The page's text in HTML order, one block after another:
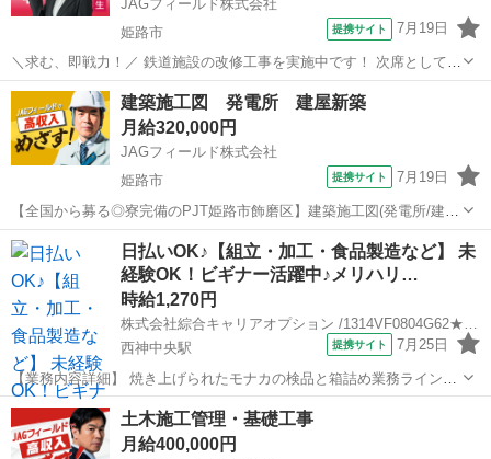
JAGフィールド株式会社
姫路市
提携サイト 7月19日
＼求む、即戦力！／ 鉄道施設の改修工事を実施中です！ 次席として手
腕を発揮頂ける現場監督を募集。 ［担当業務］設備施工管理 ・工程
管理/品質管理/安全管理 ・写真管理 ・書類作成 ・施工図修正
(Tfas) ...
兵庫 姫路市 その他
建築施工図 発電所 建屋新築
月給320,000円
JAGフィールド株式会社
姫路市
提携サイト 7月19日
【全国から募る◎寮完備のPJT姫路市飾磨区】建築施工図(発電所/建屋
新築) 発電所の敷地内にて建屋30棟余の新築工事を実施！S造/RC造
様々な施設の建築図面をご担当頂きます。7名体制の中の施工図担当を
探しております。【担...
兵庫 姫路市 その他
日払いOK♪【組立・加工・食品製造など】 未
経験OK！ビギナー活躍中♪メリハリ…
時給1,270円
株式会社綜合キャリアオプション /1314VF0804G62★79-N
西神中央駅
提携サイト 7月25日
【業務内容詳細】 焼き上げられたモナカの検品と箱詰め業務ラインで
流れてくるモナカを10枚近くあつめ箱詰めを行う 【取扱製品情報】 モ
ナカ 女性が多めの職場です♪ キバツ過ぎなければ髪色・髪型は自由！
あなたの...
兵庫 姫路市 西神中央駅 建築
土木施工管理・基礎工事
月給400,000円